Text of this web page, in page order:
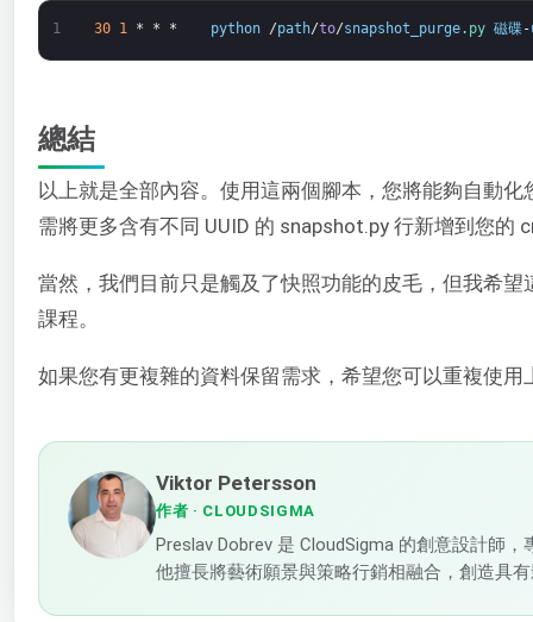
1 30 1 * * * python /path/to/snapshot_purge. py 磁碟-
總結
以上就是全部內容。使用這兩個腳本，您將能夠自動
需將更多含有不同 UUID 的 snapshot.py 行新增到您的
當然，我們目前只是觸及了快照功能的皮毛，但我希
課程。
如果您有更複雜的資料保留需求，希望您可以重複使
Viktor Petersson
作者 · CLOUDSIGMA
Preslav Dobrev 是 CloudSigma 的創意設計師
他擅長將藝術願景與策略行銷相融合，創造具